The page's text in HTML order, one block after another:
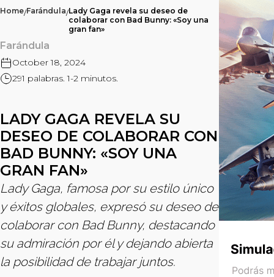
Home/Farándula/Lady Gaga revela su deseo de
colaborar con Bad Bunny: «Soy una
gran fan»
Farándula
October 18, 2024
291 palabras. 1-2 minutos.
LADY GAGA REVELA SU
DESEO DE COLABORAR CON
BAD BUNNY: «SOY UNA
GRAN FAN»
Lady Gaga, famosa por su estilo único
y éxitos globales, expresó su deseo de
colaborar con Bad Bunny, destacando
su admiración por él y dejando abierta
la posibilidad de trabajar juntos.